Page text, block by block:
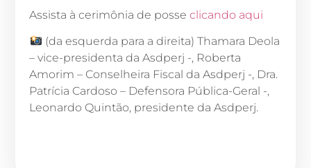
Assista à cerimônia de posseclicando aqui
(da esquerda para a direita) Thamara Deola
– vice-presidenta da Asdperj -, Roberta
Amorim – Conselheira Fiscal da Asdperj -, Dra.
Patrícia Cardoso – Defensora Pública-Geral -,
Leonardo Quintão, presidente da Asdperj.